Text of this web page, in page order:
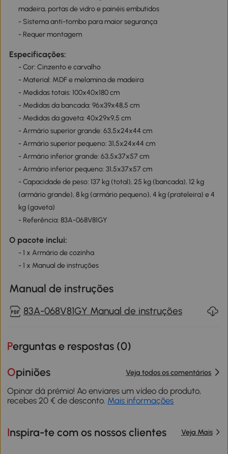
madeira, portas de vidro e painéis embutidos
- Sistema anti-tombo para maior segurança
- Requer montagem
Especificações:
- Cor: Cinzento e carvalho
- Material: MDF e melamina de madeira
- Medidas totais: 100x40x180 cm
- Medidas da bancada: 96x39x48,5 cm
- Medidas da gaveta: 40x29x9,5 cm
- Armário superior grande: 63,5x24x44 cm
- Armário superior pequeno: 31,5x24x44 cm
- Armário inferior grande: 63,5x37x57 cm
- Armário inferior pequeno: 31,5x37x57 cm
- Capacidade de peso: 137 kg (total), 25 kg (bancada), 12 kg
(armário grande), 8 kg (armário pequeno), 4 kg (prateleira) e 4
kg (gaveta)
- Referência: 83A-068V81GY
O pacote inclui:
- 1 x Armário de cozinha
- 1 x Manual de instruções
Manual de instruções
83A-068V81GY Manual de instruções
Perguntas e respostas (0)
Opiniões Veja todos os comentários
Opinar dá prémio! Ao enviares um vídeo do produto,
recebes 20 € de desconto. Mais informações
Inspira-te com os nossos clientes Veja Mais